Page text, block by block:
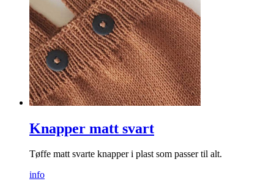
Knapper matt svart
Tøffe matt svarte knapper i plast som passer til alt.
info